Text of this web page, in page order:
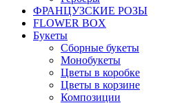
ФРАНЦУЗСКИЕ РОЗЫ
FLOWER BOX
Букеты
Сборные букеты
Монобукеты
Цветы в коробке
Цветы в корзине
Композиции